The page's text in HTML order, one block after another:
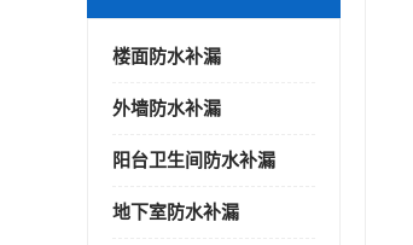
楼面防水补漏
外墙防水补漏
阳台卫生间防水补漏
地下室防水补漏